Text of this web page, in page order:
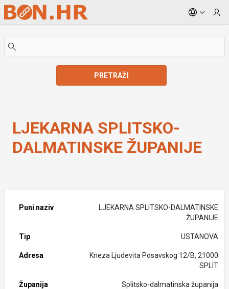
Skip to Main Content
PRETRAŽI
LJEKARNA SPLITSKO-
DALMATINSKE ŽUPANIJE
Puni naziv
LJEKARNA SPLITSKO-DALMATINSKE
ŽUPANIJE
Tip USTANOVA
Adresa
Kneza Ljudevita Posavskog 12/B, 21000
SPLIT
Županija Splitsko-dalmatinska županija